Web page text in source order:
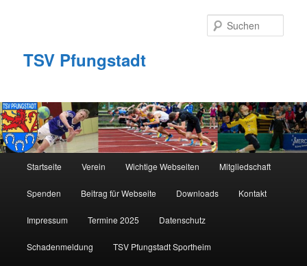
TSV Pfungstadt
Startseite Verein Wichtige Webseiten Mitgliedschaft
Spenden Beitrag für Webseite Downloads Kontakt
Impressum Termine 2025 Datenschutz
Schadenmeldung TSV Pfungstadt Sportheim